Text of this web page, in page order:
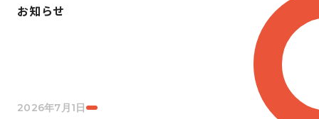
お知らせ
2026年7月1日